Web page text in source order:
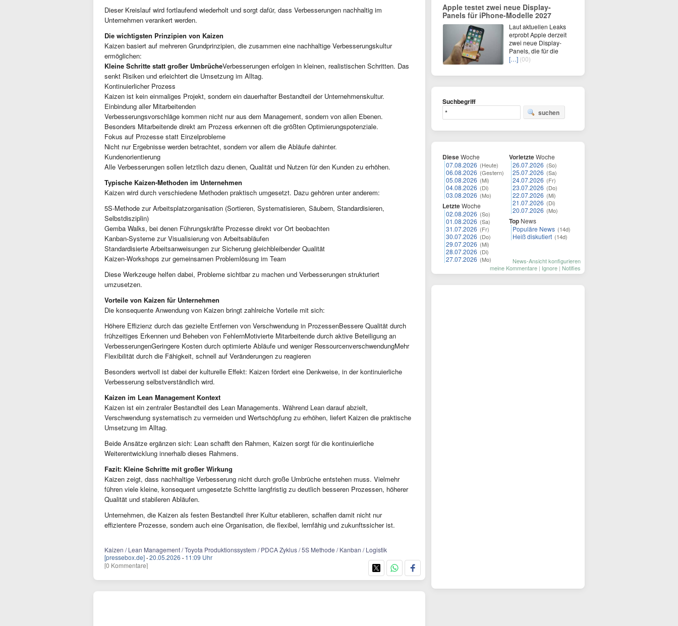
Dieser Kreislauf wird fortlaufend wiederholt und sorgt dafür, dass Verbesserungen nachhaltig im
Unternehmen verankert werden.
Die wichtigsten Prinzipien von Kaizen
Kaizen basiert auf mehreren Grundprinzipien, die zusammen eine nachhaltige Verbesserungskultur
ermöglichen:
Kleine Schritte statt großer UmbrücheVerbesserungen erfolgen in kleinen, realistischen Schritten. Das
senkt Risiken und erleichtert die Umsetzung im Alltag.
Kontinuierlicher Prozess
Kaizen ist kein einmaliges Projekt, sondern ein dauerhafter Bestandteil der Unternehmenskultur.
Einbindung aller Mitarbeitenden
Verbesserungsvorschläge kommen nicht nur aus dem Management, sondern von allen Ebenen.
Besonders Mitarbeitende direkt am Prozess erkennen oft die größten Optimierungspotenziale.
Fokus auf Prozesse statt Einzelprobleme
Nicht nur Ergebnisse werden betrachtet, sondern vor allem die Abläufe dahinter.
Kundenorientierung
Alle Verbesserungen sollen letztlich dazu dienen, Qualität und Nutzen für den Kunden zu erhöhen.
Typische Kaizen-Methoden im Unternehmen
Kaizen wird durch verschiedene Methoden praktisch umgesetzt. Dazu gehören unter anderem:
5S-Methode zur Arbeitsplatzorganisation (Sortieren, Systematisieren, Säubern, Standardisieren,
Selbstdisziplin)
Gemba Walks, bei denen Führungskräfte Prozesse direkt vor Ort beobachten
Kanban-Systeme zur Visualisierung von Arbeitsabläufen
Standardisierte Arbeitsanweisungen zur Sicherung gleichbleibender Qualität
Kaizen-Workshops zur gemeinsamen Problemlösung im Team
Diese Werkzeuge helfen dabei, Probleme sichtbar zu machen und Verbesserungen strukturiert
umzusetzen.
Vorteile von Kaizen für Unternehmen
Die konsequente Anwendung von Kaizen bringt zahlreiche Vorteile mit sich:
Höhere Effizienz durch das gezielte Entfernen von Verschwendung in ProzessenBessere Qualität durch
frühzeitiges Erkennen und Beheben von FehlernMotivierte Mitarbeitende durch aktive Beteiligung an
VerbesserungenGeringere Kosten durch optimierte Abläufe und weniger RessourcenverschwendungMehr
Flexibilität durch die Fähigkeit, schnell auf Veränderungen zu reagieren
Besonders wertvoll ist dabei der kulturelle Effekt: Kaizen fördert eine Denkweise, in der kontinuierliche
Verbesserung selbstverständlich wird.
Kaizen im Lean Management Kontext
Kaizen ist ein zentraler Bestandteil des Lean Managements. Während Lean darauf abzielt,
Verschwendung systematisch zu vermeiden und Wertschöpfung zu erhöhen, liefert Kaizen die praktische
Umsetzung im Alltag.
Beide Ansätze ergänzen sich: Lean schafft den Rahmen, Kaizen sorgt für die kontinuierliche
Weiterentwicklung innerhalb dieses Rahmens.
Fazit: Kleine Schritte mit großer Wirkung
Kaizen zeigt, dass nachhaltige Verbesserung nicht durch große Umbrüche entstehen muss. Vielmehr
führen viele kleine, konsequent umgesetzte Schritte langfristig zu deutlich besseren Prozessen, höherer
Qualität und stabileren Abläufen.
Unternehmen, die Kaizen als festen Bestandteil ihrer Kultur etablieren, schaffen damit nicht nur
effizientere Prozesse, sondern auch eine Organisation, die flexibel, lernfähig und zukunftssicher ist.
Kaizen / Lean Management / Toyota Produktionssystem / PDCA Zyklus / 5S Methode / Kanban / Logistik
[pressebox.de] ·20.05.2026 · 11:09 Uhr
[0 Kommentare]
Apple testet zwei neue Display-
Panels für iPhone-Modelle 2027
Laut aktuellen Leaks
erprobt Apple derzeit
zwei neue Display-
Panels, die für die
[…] (00)
Suchbegriff
suchen
DieseWoche
07.08.2026 (Heute)
06.08.2026 (Gestern)
05.08.2026 (Mi)
04.08.2026 (Di)
03.08.2026 (Mo)
LetzteWoche
02.08.2026 (So)
01.08.2026 (Sa)
31.07.2026 (Fr)
30.07.2026 (Do)
29.07.2026 (Mi)
28.07.2026 (Di)
27.07.2026 (Mo)
VorletzteWoche
26.07.2026 (So)
25.07.2026 (Sa)
24.07.2026 (Fr)
23.07.2026 (Do)
22.07.2026 (Mi)
21.07.2026 (Di)
20.07.2026 (Mo)
Top News
Populäre News (14d)
Heiß diskutiert (14d)
News-Ansicht konfigurieren
meine Kommentare | Ignore | Notifies